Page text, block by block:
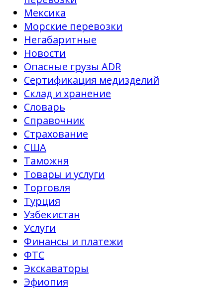
Мексика
Морские перевозки
Негабаритные
Новости
Опасные грузы ADR
Сертификация медизделий
Склад и хранение
Словарь
Справочник
Страхование
США
Таможня
Товары и услуги
Торговля
Турция
Узбекистан
Услуги
Финансы и платежи
ФТС
Экскаваторы
Эфиопия